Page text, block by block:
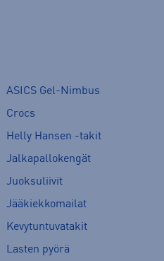
ASICS Gel-Nimbus
Crocs
Helly Hansen -takit
Jalkapallokengät
Juoksuliivit
Jääkiekkomailat
Kevytuntuvatakit
Lasten pyörä